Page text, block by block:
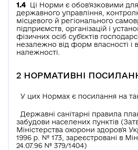
1.4 Ці Норми є обов'язковими для
державного управління,
місцевого й регіонального
підприємств, організацій і
фізичних осіб суб'єктів
незалежно від форм власності і
належності.
2 НОРМАТИВНІ
У цих Нормах є посилання на
Державні санітарні правила
забудови населених пунктів
Міністерства охорони здоров'я
1996 р. № 173, зареєстровані в
24.07.96 № 379/1404)